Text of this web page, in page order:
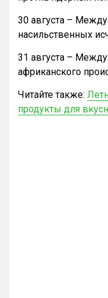
30 августа –
насильственных
31 августа –
африканского
Читайте также:
продукты для